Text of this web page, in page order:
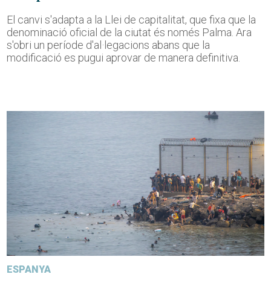
El canvi s'adapta a la Llei de capitalitat, que fixa que la
denominació oficial de la ciutat és només Palma. Ara
s'obri un període d'al·legacions abans que la
modificació es pugui aprovar de manera definitiva.
ESPANYA